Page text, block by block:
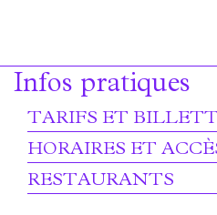
Infos pratiques
TARIFS ET
HORAIRES ET
RESTAURANTS